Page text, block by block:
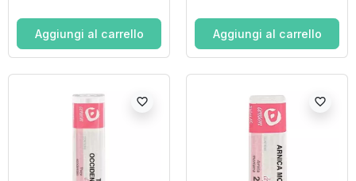
Aggiungi al carrello Aggiungi al carrello
favorite_border favorite_border